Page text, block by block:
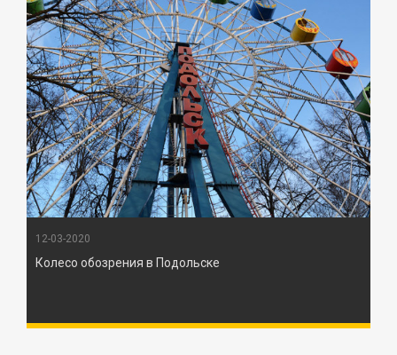
12-03-2020
Колесо обозрения в Подольске